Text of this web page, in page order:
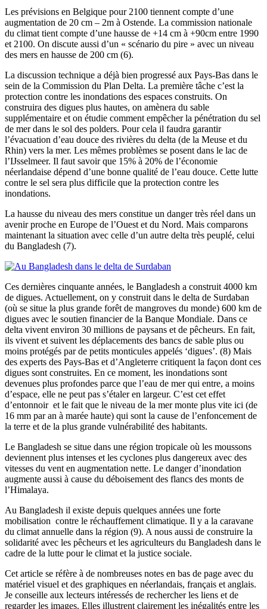
Les prévisions en Belgique pour 2100 tiennent compte d’une
augmentation de 20 cm – 2m à Ostende. La commission nationale
du climat tient compte d’une hausse de +14 cm à +90cm entre 1990
et 2100. On discute aussi d’un « scénario du pire » avec un niveau
des mers en hausse de 200 cm (6).
La discussion technique a déjà bien progressé aux Pays-Bas dans le
sein de la Commission du Plan Delta. La première tâche c’est la
protection contre les inondations des espaces construits. On
construira des digues plus hautes, on amènera du sable
supplémentaire et on étudie comment empêcher la pénétration du sel
de mer dans le sol des polders. Pour cela il faudra garantir
l’évacuation d’eau douce des rivières du delta (de la Meuse et du
Rhin) vers la mer. Les mêmes problèmes se posent dans le lac de
l’IJsselmeer. Il faut savoir que 15% à 20% de l’économie
néerlandaise dépend d’une bonne qualité de l’eau douce. Cette lutte
contre le sel sera plus difficile que la protection contre les
inondations.
La hausse du niveau des mers constitue un danger très réel dans un
avenir proche en Europe de l’Ouest et du Nord. Mais comparons
maintenant la situation avec celle d’un autre delta très peuplé, celui
du Bangladesh (7).
Ces dernières cinquante années, le Bangladesh a construit 4000 km
de digues. Actuellement, on y construit dans le delta de Surdaban
(où se situe la plus grande forêt de mangroves du monde) 600 km de
digues avec le soutien financier de la Banque Mondiale. Dans ce
delta vivent environ 30 millions de paysans et de pêcheurs. En fait,
ils vivent et suivent les déplacements des bancs de sable plus ou
moins protégés par de petits monticules appelés ‘digues’. (8) Mais
des experts des Pays-Bas et d’Angleterre critiquent la façon dont ces
digues sont construites. En ce moment, les inondations sont
devenues plus profondes parce que l’eau de mer qui entre, a moins
d’espace, elle ne peut pas s’étaler en largeur. C’est cet effet
d’entonnoir et le fait que le niveau de la mer monte plus vite ici (de
16 mm par an à marée haute) qui sont la cause de l’enfoncement de
la terre et de la plus grande vulnérabilité des habitants.
Le Bangladesh se situe dans une région tropicale où les moussons
deviennent plus intenses et les cyclones plus dangereux avec des
vitesses du vent en augmentation nette. Le danger d’inondation
augmente aussi à cause du déboisement des flancs des monts de
l’Himalaya.
Au Bangladesh il existe depuis quelques années une forte
mobilisation contre le réchauffement climatique. Il y a la caravane
du climat annuelle dans la région (9). A nous aussi de construire la
solidarité avec les pêcheurs et les agriculteurs du Bangladesh dans le
cadre de la lutte pour le climat et la justice sociale.
Cet article se réfère à de nombreuses notes en bas de page avec du
matériel visuel et des graphiques en néerlandais, français et anglais.
Je conseille aux lecteurs intéressés de rechercher les liens et de
regarder les images. Elles illustrent clairement les inégalités entre les